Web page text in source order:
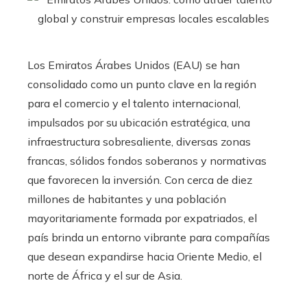
Los Emiratos Árabes Unidos (EAU) se han
consolidado como un punto clave en la región
para el comercio y el talento internacional,
impulsados por su ubicación estratégica, una
infraestructura sobresaliente, diversas zonas
francas, sólidos fondos soberanos y normativas
que favorecen la inversión. Con cerca de diez
millones de habitantes y una población
mayoritariamente formada por expatriados, el
país brinda un entorno vibrante para compañías
que desean expandirse hacia Oriente Medio, el
norte de África y el sur de Asia.